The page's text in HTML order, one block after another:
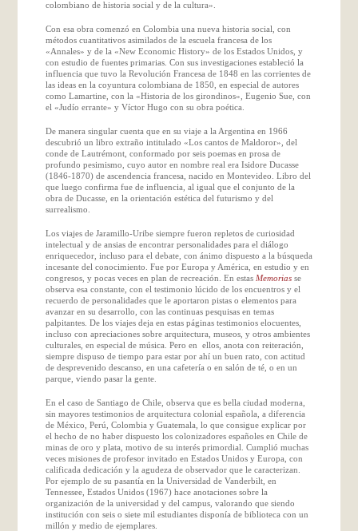
colombiano de historia social y de la cultura».
Con esa obra comenzó en Colombia una nueva historia social, con
métodos cuantitativos asimilados de la escuela francesa de los
«Annales» y de la «New Economic History» de los Estados Unidos, y
con estudio de fuentes primarias. Con sus investigaciones estableció la
influencia que tuvo la Revolución Francesa de 1848 en las corrientes de
las ideas en la coyuntura colombiana de 1850, en especial de autores
como Lamartine, con la «Historia de los girondinos», Eugenio Sue, con
el «Judío errante» y Víctor Hugo con su obra poética.
De manera singular cuenta que en su viaje a la Argentina en 1966
descubrió un libro extraño intitulado «Los cantos de Maldoror», del
conde de Lautrémont, conformado por seis poemas en prosa de
profundo pesimismo, cuyo autor en nombre real era Isidore Ducasse
(1846-1870) de ascendencia francesa, nacido en Montevideo. Libro del
que luego confirma fue de influencia, al igual que el conjunto de la
obra de Ducasse, en la orientación estética del futurismo y del
surrealismo.
Los viajes de Jaramillo-Uribe siempre fueron repletos de curiosidad
intelectual y de ansias de encontrar personalidades para el diálogo
enriquecedor, incluso para el debate, con ánimo dispuesto a la búsqueda
incesante del conocimiento. Fue por Europa y América, en estudio y en
congresos, y pocas veces en plan de recreación. En estas Memoriasse
observa esa constante, con el testimonio lúcido de los encuentros y el
recuerdo de personalidades que le aportaron pistas o elementos para
avanzar en su desarrollo, con las continuas pesquisas en temas
palpitantes. De los viajes deja en estas páginas testimonios elocuentes,
incluso con apreciaciones sobre arquitectura, museos, y otros ambientes
culturales, en especial de música. Pero en ellos, anota con reiteración,
siempre dispuso de tiempo para estar por ahí un buen rato, con actitud
de desprevenido descanso, en una cafetería o en salón de té, o en un
parque, viendo pasar la gente.
En el caso de Santiago de Chile, observa que es bella ciudad moderna,
sin mayores testimonios de arquitectura colonial española, a diferencia
de México, Perú, Colombia y Guatemala, lo que consigue explicar por
el hecho de no haber dispuesto los colonizadores españoles en Chile de
minas de oro y plata, motivo de su interés primordial. Cumplió muchas
veces misiones de profesor invitado en Estados Unidos y Europa, con
calificada dedicación y la agudeza de observador que le caracterizan.
Por ejemplo de su pasantía en la Universidad de Vanderbilt, en
Tennessee, Estados Unidos (1967) hace anotaciones sobre la
organización de la universidad y del campus, valorando que siendo
institución con seis o siete mil estudiantes disponía de biblioteca con un
millón y medio de ejemplares.